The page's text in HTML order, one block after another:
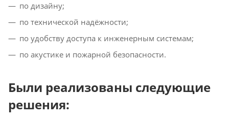
по дизайну;
по технической надёжности;
по удобству доступа к инженерным системам;
по акустике и пожарной безопасности.
Были реализованы следующие
решения: